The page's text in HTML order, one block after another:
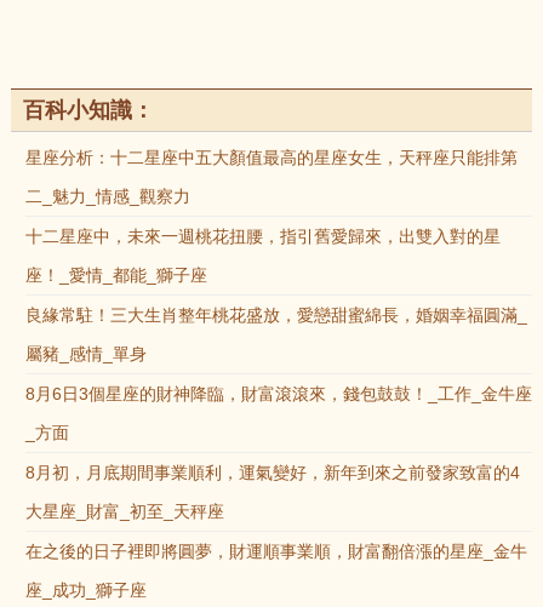
百科小知識：
星座分析：十二星座中五大顏值最高的星座女生，天秤座只能排第
二_魅力_情感_觀察力
十二星座中，未來一週桃花扭腰，指引舊愛歸來，出雙入對的星
座！_愛情_都能_獅子座
良緣常駐！三大生肖整年桃花盛放，愛戀甜蜜綿長，婚姻幸福圓滿_
屬豬_感情_單身
8月6日3個星座的財神降臨，財富滾滾來，錢包鼓鼓！_工作_金牛座
_方面
8月初，月底期間事業順利，運氣變好，新年到來之前發家致富的4
大星座_財富_初至_天秤座
在之後的日子裡即將圓夢，財運順事業順，財富翻倍漲的星座_金牛
座_成功_獅子座